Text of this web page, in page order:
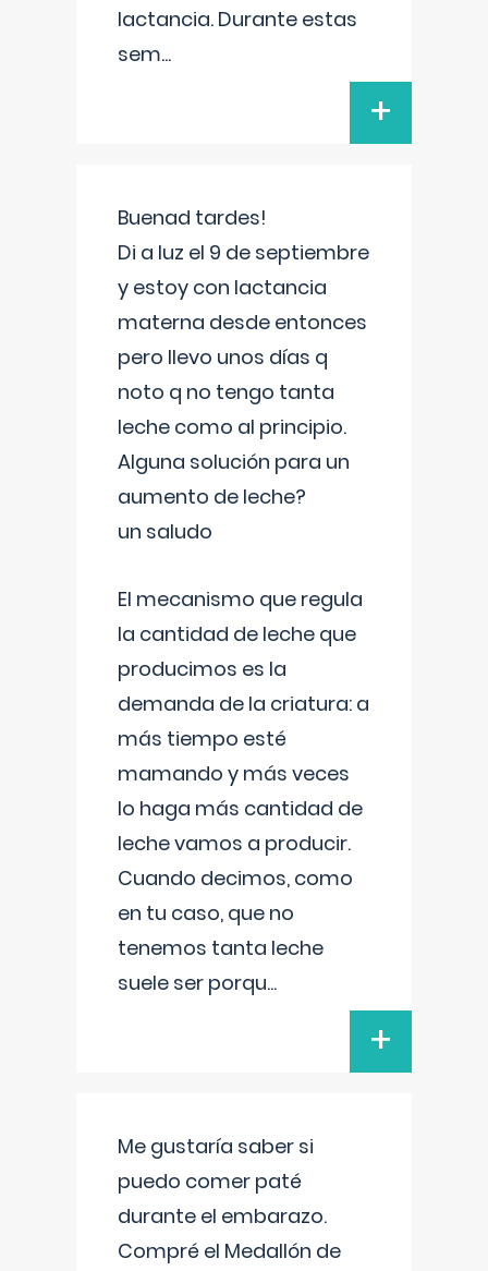
lactancia. Durante estas
sem...
+
Buenad tardes!
Di a luz el 9 de septiembre
y estoy con lactancia
materna desde entonces
pero llevo unos días q
noto q no tengo tanta
leche como al principio.
Alguna solución para un
aumento de leche?
un saludo
El mecanismo que regula
la cantidad de leche que
producimos es la
demanda de la criatura: a
más tiempo esté
mamando y más veces
lo haga más cantidad de
leche vamos a producir.
Cuando decimos, como
en tu caso, que no
tenemos tanta leche
suele ser porqu...
+
Me gustaría saber si
puedo comer paté
durante el embarazo.
Compré el Medallón de